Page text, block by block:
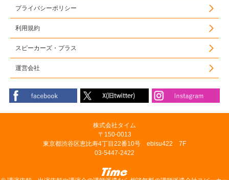
プライバシーポリシー
利用規約
スピーカーズ・プラス
運営会社
株式会社タイム
〒150-0013
東京都渋谷区恵比寿4丁目22番10号 ebisu422 7F
03-5447-2422